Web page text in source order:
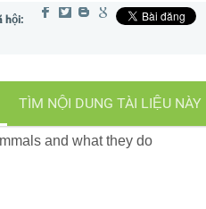
TÌM NỘI DUNG TÀI LIỆU NÀY
and what they do